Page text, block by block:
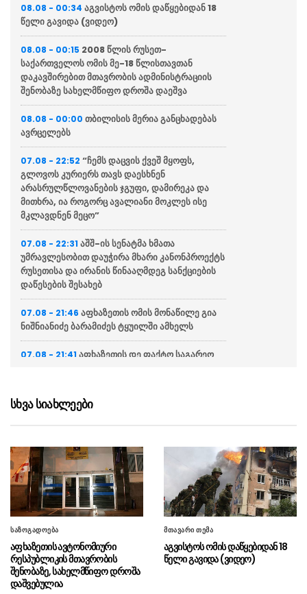
08.08 - 00:34 აგვისტოს ომის დაწყებიდან 18
წელი გავიდა (ვიდეო)
08.08 - 00:15 2008 წლის რუსეთ-
საქართველოს ომის მე-18 წლისთავთან
დაკავშირებით მთავრობის ადმინისტრაციის
შენობაზე სახელმწიფო დროშა დაეშვა
08.08 - 00:00 თბილისის მერია განცხადებას
ავრცელებს
07.08 - 22:52 “ჩემს დაცვის ქვეშ მყოფს,
გლოვოს კურიერს თავს დაესხნენ
არასრულწლოვანების ჯგუფი, დამირეკა და
მითხრა, ია როგორც ავალიანი მოკლეს ისე
მკლავდნენ მეცო”
07.08 - 22:31 აშშ-ის სენატმა ხმათა
უმრავლესობით დაუჭირა მხარი კანონპროექტს
რუსეთისა და ირანის წინააღმდეგ სანქციების
დაწესების შესახებ
07.08 - 21:46 აფხაზეთის ომის მონაწილე გია
ნიშნიანიძე ბარამიძეს ტყუილში ამხელს
07.08 - 21:41 აფხაზეთის დე ფაქტო საგარეო
ხასიათი აქვს
ასაჯაროებს (ვიდეო)
07.08 - 21:15ეკა კუპატაძე მიმართვას
ავრცელებს
“ფარულ ჩანაწერში ნია იმნაძე
და მამამისი განიხილავდნენ, როგორ ჩაიდინა
ალექსანდრე გაბაშვილმა დანაშაული”
07.08 - 20:20“საფრანგეთი არ დაუშვებს
უცხოური ჩარევის არცერთ მცდელობას
სხვა სიახლეები
საზოგადოება
აფხაზეთის ავტონომიური
რესპუბლიკის მთავრობის
შენობაზე, სახელმწიფო დროშა
დაშვებულია
მთავარი თემა
აგვისტოს ომის დაწყებიდან 18
წელი გავიდა (ვიდეო)